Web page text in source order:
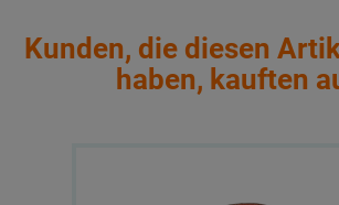
Kunden, die diesen
haben, kauften